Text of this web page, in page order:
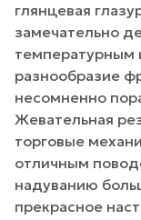
глянцевая
замечательно
температурным
разнообразие
несомненно
Жевательная
торговые
отличным
надуванию
прекрасное